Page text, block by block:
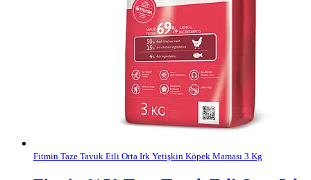
Fitmin Taze Tavuk Etli Orta Irk Yetişkin Köpek Maması 3 Kg